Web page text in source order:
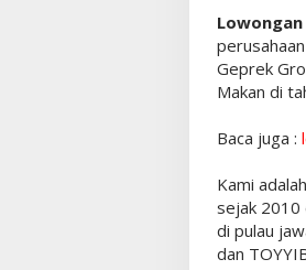
Geprek
Makan di
Baca juga :
Kami
sejak 2010
di pulau
dan